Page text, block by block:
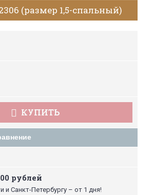
(размер 1,5-спальный)
КУПИТЬ
рублей
Санкт-Петербургу – от 1 дня!